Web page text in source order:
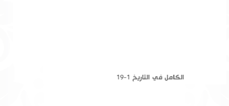
الكامل في التاريخ 1-19